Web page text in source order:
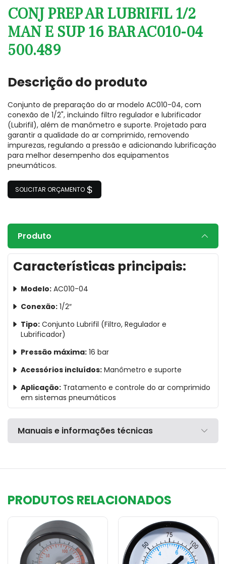
CONJ PREP AR LUBRIFIL 1/2
MAN E SUP 16 BAR AC010-04
500.489
Descrição do produto
Conjunto de preparação do ar modelo AC010-04, com
conexão de 1/2", incluindo filtro regulador e lubrificador
(Lubrifil), além de manômetro e suporte. Projetado para
garantir a qualidade do ar comprimido, removendo
impurezas, regulando a pressão e adicionando lubrificação
para melhor desempenho dos equipamentos
pneumáticos.
SOLICITAR ORÇAMENTO
Produto
Características principais:
Modelo: AC010-04
Conexão: 1/2″
Tipo: Conjunto Lubrifil (Filtro, Regulador e
Lubrificador)
Pressão máxima: 16 bar
Acessórios incluídos: Manômetro e suporte
Aplicação: Tratamento e controle do ar comprimido
em sistemas pneumáticos
Manuais e informações técnicas
PRODUTOS RELACIONADOS